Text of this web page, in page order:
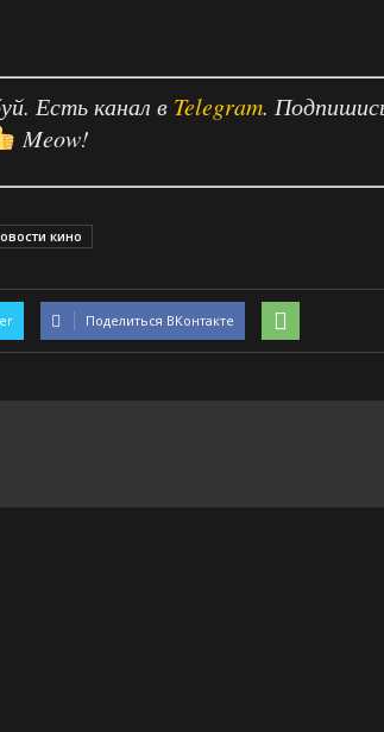
Есть канал в Telegram.
Meow!
кино
Поделиться ВКонтакте